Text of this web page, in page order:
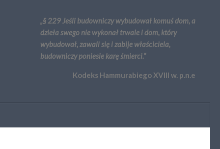
„§ 229 Jeśli budowniczy wybudował komuś dom, a
dzieła swego nie wykonał trwale i dom, który
wybudował, zawali się i zabije właściciela,
budowniczy poniesie karę śmierci.”
Kodeks Hammurabiego XVIII w. p.n.e